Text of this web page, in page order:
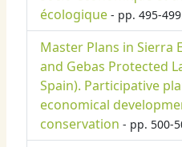
écologique - pp. 495-
Master Plans in Sierra
and Gebas Protected
Spain). Participative
economical
conservation - pp. 500-